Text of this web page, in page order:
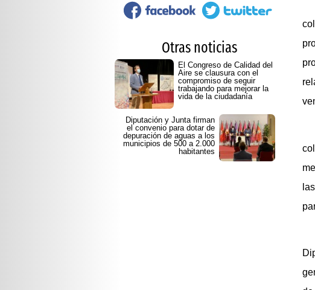
Otras noticias
El Congreso de Calidad del
Aire se clausura con el
compromiso de seguir
trabajando para mejorar la
vida de la ciudadanía
Diputación y Junta firman
el convenio para dotar de
depuración de aguas a los
municipios de 500 a 2.000
habitantes